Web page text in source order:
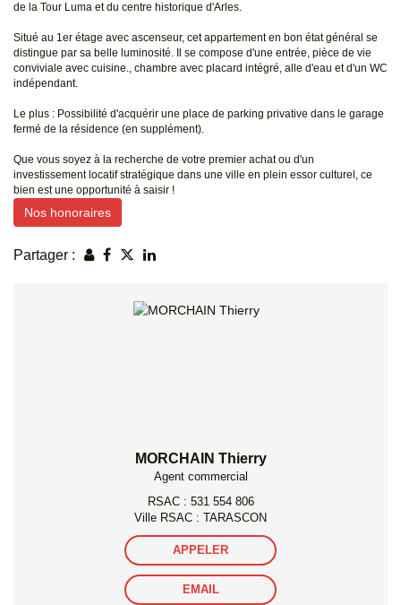
de la Tour Luma et du centre historique d'Arles.
Situé au 1er étage avec ascenseur, cet appartement en bon état général se
distingue par sa belle luminosité. Il se compose d'une entrée, pièce de vie
conviviale avec cuisine., chambre avec placard intégré, alle d'eau et d'un WC
indépendant.
Le plus : Possibilité d'acquérir une place de parking privative dans le garage
fermé de la résidence (en supplément).
Que vous soyez à la recherche de votre premier achat ou d'un
investissement locatif stratégique dans une ville en plein essor culturel, ce
bien est une opportunité à saisir !
Nos honoraires
Partager :
MORCHAIN Thierry
Agent commercial
RSAC : 531 554 806
Ville RSAC : TARASCON
APPELER
EMAIL